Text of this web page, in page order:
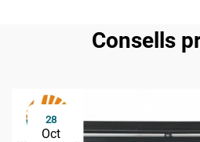
Consells
28
Oct